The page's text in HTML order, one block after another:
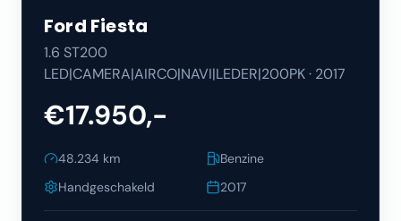
Ford Fiesta
1.6 ST200
LED|CAMERA|AIRCO|NAVI|LEDER|200PK· 2017
€17.950,-
48.234 km
Benzine
Handgeschakeld
2017